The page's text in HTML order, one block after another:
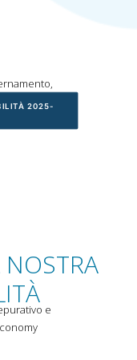
della rete
e
2025-